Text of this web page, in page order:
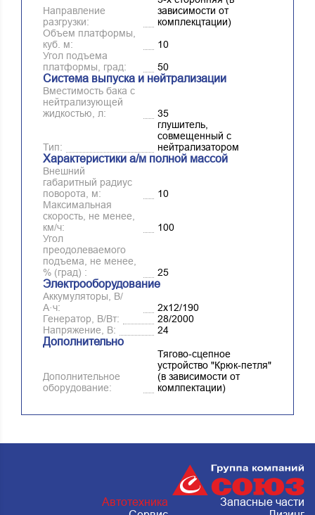
Направление
разгрузки:
зависимости от
комплекцтации)
Объем платформы,
куб. м:
10
Угол подъема
платформы, град:
50
Система выпуска и нейтрализации
Вместимость бака с
нейтрализующей
жидкостью, л:
35
Тип:
глушитель,
совмещенный с
нейтрализатором
Характеристики а/м полной массой
Внешний
габаритный радиус
поворота, м:
10
Максимальная
скорость, не менее,
км/ч:
100
Угол
преодолеваемого
подъема, не менее,
% (град) :
25
Электрооборудование
Аккумуляторы, В/
А·ч:
2x12/190
Генератор, В/Вт:
28/2000
Напряжение, B:
24
Дополнительно
Дополнительное
оборудование:
Тягово-сцепное
устройство "Крюк-петля"
(в зависимости от
комлпектации)
Республика Татарстан, г. Набережные
челны, Металлургическая 15, стр.2
Автотехника
Запасные части